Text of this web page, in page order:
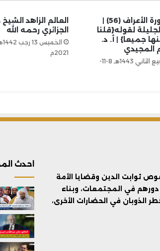
تفسير سورة الأعراف (56) |
لقوله{قلنا
جميعا} | أ. د.
المجيدي
الأثنين 3 ربيع الثاني 1443هـ 8-11-
العالم الزاهد
الجزائري رحمه الله
2021م
ثوابت الدين وقضايا الأمة
دورهم في المجتمعات، وبناء
الذوبان في الحضارات الأخرى،
احدث